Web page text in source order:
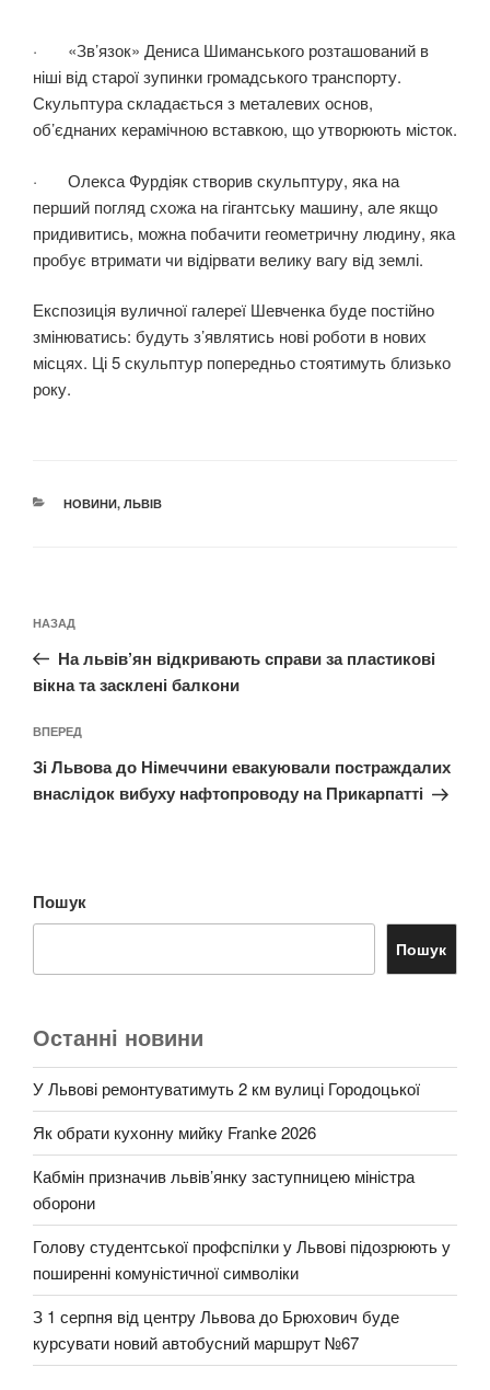
· «Зв’язок» Дениса Шиманського розташований в
ніші від старої зупинки громадського транспорту.
Скульптура складається з металевих основ,
об’єднаних керамічною вставкою, що утворюють місток.
· Олекса Фурдіяк створив скульптуру, яка на
перший погляд схожа на гігантську машину, але якщо
придивитись, можна побачити геометричну людину, яка
пробує втримати чи відірвати велику вагу від землі.
Експозиція вуличної галереї Шевченка буде постійно
змінюватись: будуть з’являтись нові роботи в нових
місцях. Ці 5 скульптур попередньо стоятимуть близько
року.
КАТЕГОРІЇ
НОВИНИ, ЛЬВІВ
записів
Попередній
запис:
НАЗАД
На львів’ян відкривають справи за пластикові
вікна та засклені балкони
Наступний
запис
ВПЕРЕД
Зі Львова до Німеччини евакуювали постраждалих
внаслідок вибуху нафтопроводу на Прикарпатті
Пошук
Пошук
Останні новини
У Львові ремонтуватимуть 2 км вулиці Городоцької
Як обрати кухонну мийку Franke 2026
Кабмін призначив львів’янку заступницею міністра
оборони
Голову студентської профспілки у Львові підозрюють у
поширенні комуністичної символіки
З 1 серпня від центру Львова до Брюхович буде
курсувати новий автобусний маршрут №67